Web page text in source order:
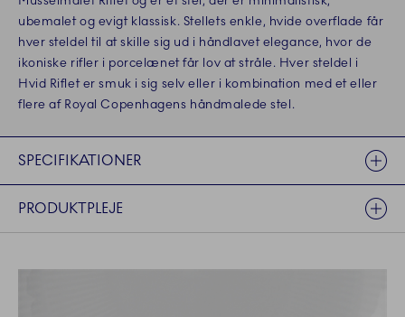
ubemalet og evigt klassisk. Stellets enkle, hvide overflade får
hver steldel til at skille sig ud i håndlavet elegance, hvor de
ikoniske rifler i porcelænet får lov at stråle. Hver steldel i
Hvid Riflet er smuk i sig selv eller i kombination med et eller
flere af Royal Copenhagens håndmalede stel.
SPECIFIKATIONER
PRODUKTPLEJE